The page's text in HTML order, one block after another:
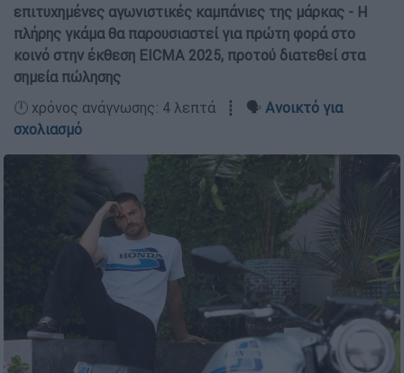
επιτυχημένες αγωνιστικές καμπάνιες της μάρκας - Η
πλήρης γκάμα θα παρουσιαστεί για πρώτη φορά στο
κοινό στην έκθεση EICMA 2025, προτού διατεθεί στα
σημεία πώλησης
🕛 χρόνος ανάγνωσης: 4 λεπτά ┋ 🗣️ Ανοικτό για
σχολιασμό